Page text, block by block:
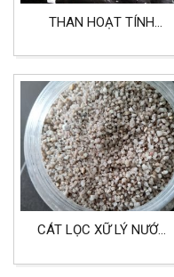
THAN HOẠT TÍNH
THỰC PHẨM, LỌC KHỬ
ĐỘC TỐ
CÁT LỌC XỮ LÝ NƯỚC
XUẤT VÀ CÔNG NGHIỆP